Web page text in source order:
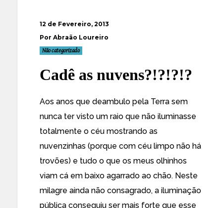
12 de Fevereiro, 2013
Por Abraão Loureiro
Não categorizado
Cadê as nuvens?!?!?!?
Aos anos que deambulo pela Terra sem
nunca ter visto um raio que não iluminasse
totalmente o céu mostrando as
nuvenzinhas (porque com céu limpo não há
trovões) e tudo o que os meus olhinhos
viam cá em baixo agarrado ao chão. Neste
milagre ainda não consagrado, a iluminação
pública conseguiu ser mais forte que esse